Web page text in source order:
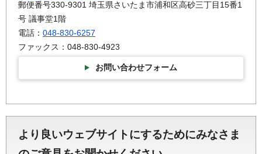
郵便番号330-9301 埼玉県さいたま市浦和区高砂三丁目15番1
号 議事堂1階
電話： 048-830-6257
ファックス：048-830-4923
お問い合わせフォーム
より良いウェブサイトにするためにみなさま